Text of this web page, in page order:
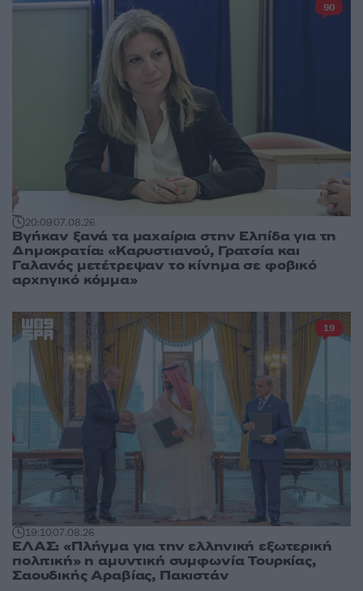
20:0907.08.26
Βγήκαν ξανά τα μαχαίρια στην Ελπίδα για τη
Δημοκρατία: «Καρυστιανού, Γρατσία και
Γαλανός μετέτρεψαν το κίνημα σε φοβικό
αρχηγικό κόμμα»
90
19:1007.08.26
ΕΛΑΣ: «Πλήγμα για την ελληνική εξωτερική
πολιτική» η αμυντική συμφωνία Τουρκίας,
Σαουδικής Αραβίας, Πακιστάν
19